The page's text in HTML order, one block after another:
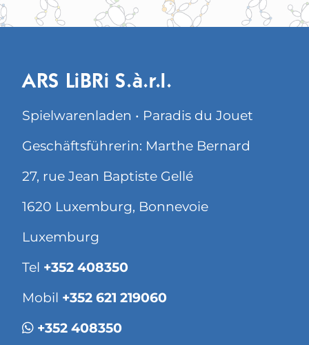
ARS LiBRi S.à.r.l.
Spielwarenladen • Paradis du Jouet
Geschäftsführerin: Marthe Bernard
27, rue Jean Baptiste Gellé
1620 Luxemburg, Bonnevoie
Luxemburg
Tel +352 408350
Mobil +352 621 219060
+352 408350